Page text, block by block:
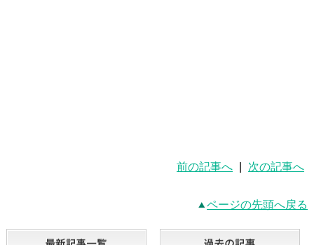
前の記事へ 次の記事へ
ページの先頭へ戻る
最新記事一覧